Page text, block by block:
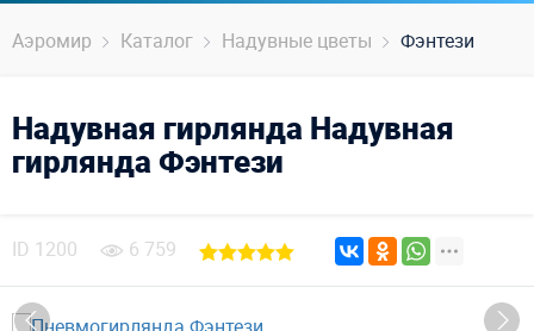
Аэромир Каталог Надувные цветы Фэнтези
Надувная гирлянда Надувная
гирлянда Фэнтези
ID 1200 6 759